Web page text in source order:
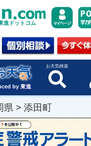
進ドットコム
by 東進
お天気検索
県 > 添田町